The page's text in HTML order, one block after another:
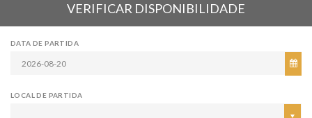
VERIFICAR DISPONIBILIDADE
DATA DE PARTIDA
LOCAL DE PARTIDA